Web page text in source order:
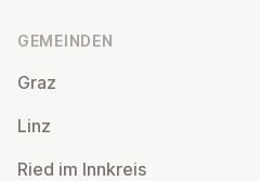
GEMEINDEN
Graz
Linz
Ried im Innkreis